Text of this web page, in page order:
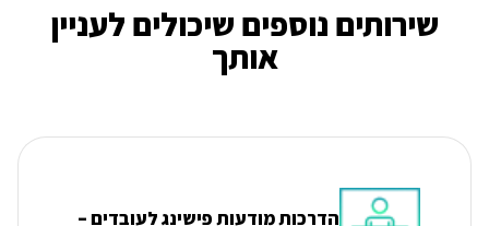
שירותים נוספים שיכולים לעניין
אותך
הדרכות מודעות פישינג לעובדים –